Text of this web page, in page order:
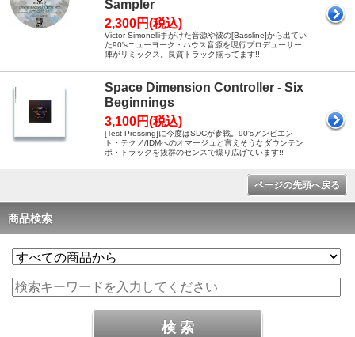
Sampler
2,300円(税込)
Victor Simonelli手がけた音源や彼の[Bassline]から出てい
た90'sニューヨーク・ハウス音源を現行プロデューサー
陣がリミックス。良質トラック揃ってます!!
Space Dimension Controller - Six
Beginnings
3,100円(税込)
[Test Pressing]に今度はSDCが参戦。90'sアンビエン
ト・テクノ/IDMへのオマージュと言えそうなダウンテン
ポ・トラックを抜群のセンスで繰り広げています!!
ページの先頭へ戻る
商品検索